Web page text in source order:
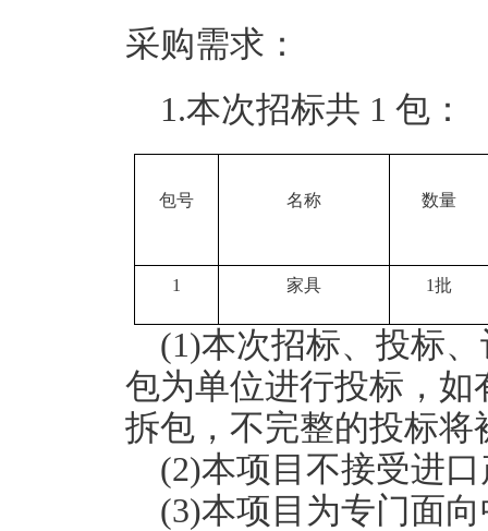
采购需求：
1.本次招标共 1 包：
包号 名称 数量
1 家具 1批
(1)本次招标、投标
包为单位进行投标，
拆包，不完整的投标将
(2)本项目不接受进
(3)本项目为专门面